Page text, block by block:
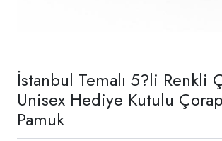
İstanbul Temalı 5?li Renkli
Unisex Hediye Kutulu
Pamuk